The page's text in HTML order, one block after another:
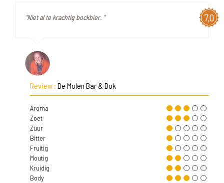
7,0
"Niet al te krachtig bockbier. "
Review : De Molen Bar & Bok
Aroma
Zoet
Zuur
Bitter
Fruitig
Moutig
Kruidig
Body